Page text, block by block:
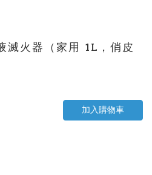
火器（家用 1L，俏皮
加入購物車